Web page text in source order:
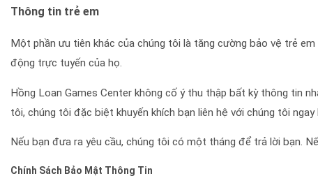
Thông tin trẻ em
Một phần ưu tiên khác của chúng tôi là tăng cường bảo vệ trẻ
động trực tuyến của họ.
Hồng Loan Games Center không cố ý thu thập bất kỳ thông tin
tôi, chúng tôi đặc biệt khuyến khích bạn liên hệ với chúng tôi
Nếu bạn đưa ra yêu cầu, chúng tôi có một tháng để trả lời bạn.
Chính Sách Bảo Mật Thông Tin